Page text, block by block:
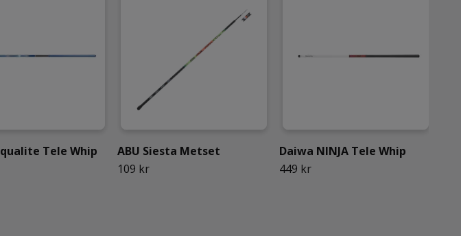
Tele Whip
ABU Siesta Metset
109 kr
Daiwa NINJA Tele Whip
449 kr